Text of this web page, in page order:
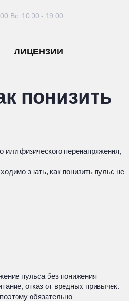
ЛИЦЕНЗИИ
Вс: 10:00 - 19:00
понизить
физического перенапряжения,
знать, как понизить пульс не
пульса без понижения
отказ от вредных привычек.
обязательно